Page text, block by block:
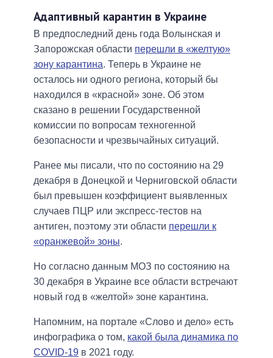
Адаптивный карантин в Украине
В предпоследний день года Волынская и
Запорожская области перешли в «желтую»
зону карантина. Теперь в Украине не
осталось ни одного региона, который бы
находился в «красной» зоне. Об этом
сказано в решении Государственной
комиссии по вопросам техногенной
безопасности и чрезвычайных ситуаций.
Ранее мы писали, что по состоянию на 29
декабря в Донецкой и Черниговской области
был превышен коэффициент выявленных
случаев ПЦР или экспресс-тестов на
антиген, поэтому эти области перешли к
«оранжевой» зоны.
Но согласно данным МОЗ по состоянию на
30 декабря в Украине все области встречают
новый год в «желтой» зоне карантина.
Напомним, на портале «Слово и дело» есть
инфографика о том, какой была динамика по
COVID-19 в 2021 году.